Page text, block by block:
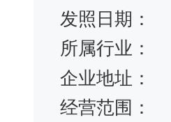
发照日期：
所属行业：
企业地址：
经营范围：